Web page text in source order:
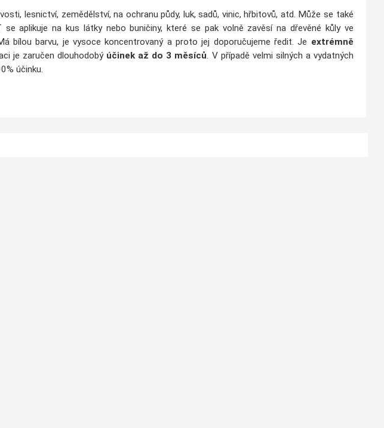
lesnictví, zemědělství, na ochranu půdy, luk, sadů, vinic, hřbitovů, atd. Může se také
se aplikuje na kus látky nebo buničiny, které se pak volně zavěsí na dřevěné kůly ve
bílou barvu, je vysoce koncentrovaný a proto jej doporučujeme ředit.Je extrémně
je zaručen dlouhodobý účinek až do 3 měsíců. V případě velmi silných a vydatných
účinku.